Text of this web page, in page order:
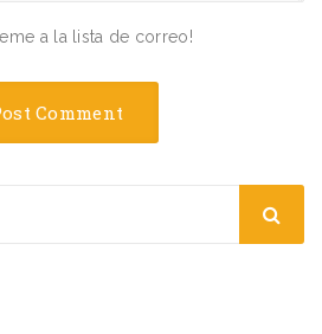
a la lista de correo!